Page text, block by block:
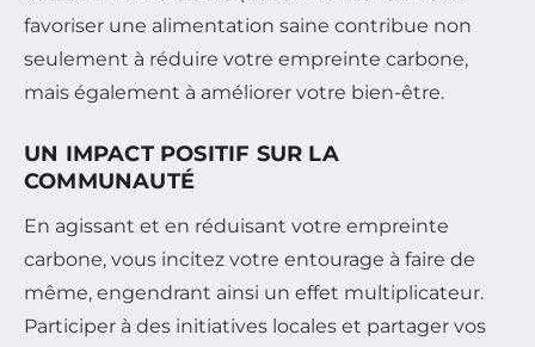
favoriser une alimentation saine contribue non
seulement à réduire votre empreinte carbone,
mais également à améliorer votre bien-être.
UN IMPACT POSITIF SUR LA
COMMUNAUTÉ
En agissant et en réduisant votre empreinte
carbone, vous incitez votre entourage à faire de
même, engendrant ainsi un effet multiplicateur.
Participer à des initiatives locales et partager vos